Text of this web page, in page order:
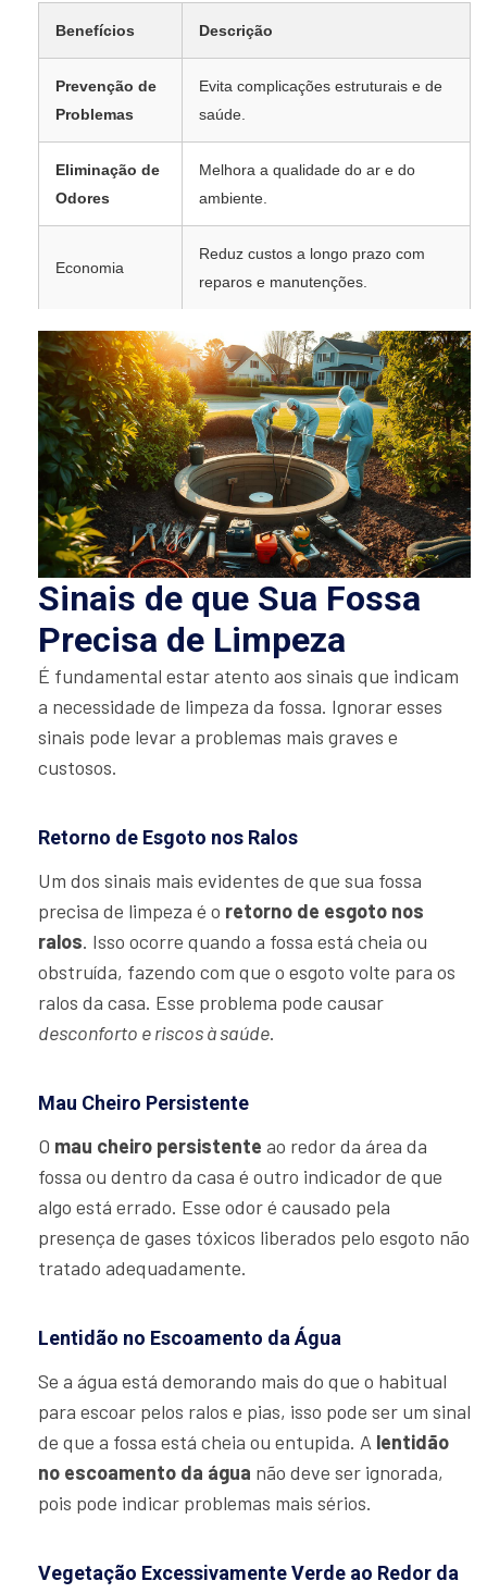
Benefícios Descrição
Prevenção de
Problemas
Evita complicações estruturais e de
saúde.
Eliminação de
Odores
Melhora a qualidade do ar e do
ambiente.
Economia
Reduz custos a longo prazo com
reparos e manutenções.
Sinais de que Sua Fossa
Precisa de Limpeza
É fundamental estar atento aos sinais que indicam
a necessidade de limpeza da fossa. Ignorar esses
sinais pode levar a problemas mais graves e
custosos.
Retorno de Esgoto nos Ralos
Um dos sinais mais evidentes de que sua fossa
precisa de limpeza é o retorno de esgoto nos
ralos. Isso ocorre quando a fossa está cheia ou
obstruída, fazendo com que o esgoto volte para os
ralos da casa. Esse problema pode causar
desconforto e riscos à saúde.
Mau Cheiro Persistente
O mau cheiro persistente ao redor da área da
fossa ou dentro da casa é outro indicador de que
algo está errado. Esse odor é causado pela
presença de gases tóxicos liberados pelo esgoto não
tratado adequadamente.
Lentidão no Escoamento da Água
Se a água está demorando mais do que o habitual
para escoar pelos ralos e pias, isso pode ser um sinal
de que a fossa está cheia ou entupida. A lentidão
no escoamento da água não deve ser ignorada,
pois pode indicar problemas mais sérios.
Vegetação Excessivamente Verde ao Redor da